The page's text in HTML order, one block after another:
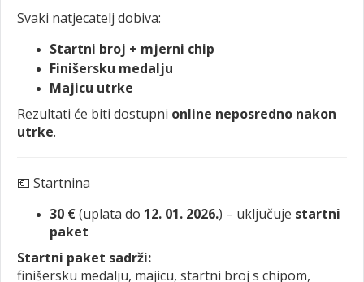
Svaki natjecatelj dobiva:
Startni broj + mjerni chip
Finišersku medalju
Majicu utrke
Rezultati će biti dostupni online neposredno nakon
utrke.
💶 Startnina
30 €(uplata do 12. 01. 2026.) – uključuje startni
paket
Startni paket sadrži:
finišersku medalju, majicu, startni broj s chipom,